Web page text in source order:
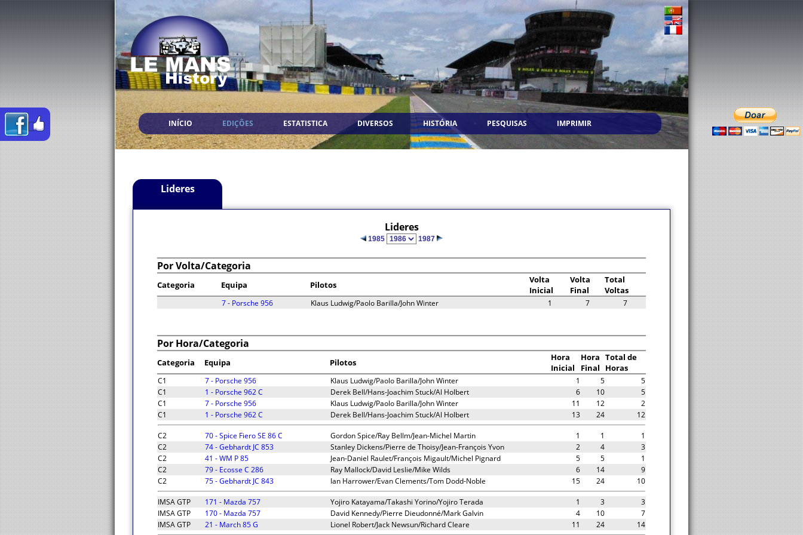
INÍCIO EDIÇÕES ESTATISTICA DIVERSOS HISTÓRIA PESQUISAS IMPRIMIR
Lideres
Lideres
1985 1987
Por Volta/Categoria
Categoria Equipa Pilotos
Volta
Inicial
Volta
Final
Total
Voltas
7 - Porsche 956 Klaus Ludwig/Paolo Barilla/John Winter 1 7 7
Por Hora/Categoria
Categoria Equipa Pilotos
Hora
Inicial
Hora
Final
Total de
Horas
C1 7 - Porsche 956 Klaus Ludwig/Paolo Barilla/John Winter 1 5
5
C1
1 - Porsche 962 C Derek Bell/Hans-Joachim Stuck/Al Holbert 6 10
5
C1
7 - Porsche 956 Klaus Ludwig/Paolo Barilla/John Winter 11 12
2
C1
1 - Porsche 962 C Derek Bell/Hans-Joachim Stuck/Al Holbert 13 24 12
C2 70 - Spice Fiero SE 86 C Gordon Spice/Ray Bellm/Jean-Michel Martin 1 1
1
C2
74 - Gebhardt JC 853 Stanley Dickens/Pierre de Thoisy/Jean-François Yvon 2 4
3
C2
41 - WM P 85 Jean-Daniel Raulet/François Migault/Michel Pignard 5 5
1
C2
79 - Ecosse C 286 Ray Mallock/David Leslie/Mike Wilds 6 14
9
C2
75 - Gebhardt JC 843 Ian Harrower/Evan Clements/Tom Dodd-Noble 15 24 10
IMSA GTP 171 - Mazda 757 Yojiro Katayama/Takashi Yorino/Yojiro Terada 1 3
3
IMSA GTP
170 - Mazda 757 David Kennedy/Pierre Dieudonné/Mark Galvin 4 10
7
IMSA GTP
21 - March 85 G Lionel Robert/Jack Newsun/Richard Cleare 11 24 14